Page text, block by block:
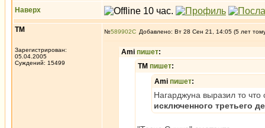
Наверх
ТМ
Зарегистрирован:
05.04.2005
Суждений: 15499
№589902 Добавлено: Вт 28 Сен 21, 14:05 (5 лет
Ami пишет:
ТМ пишет:
Ami пишет:
Нагарджуна выразил то что
исключенного третьего